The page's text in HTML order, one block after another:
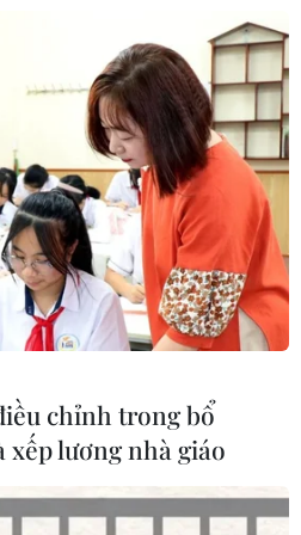
DUẨN
THỊ TÁM, KHÚC THANH
Quy định sử dụng
Hỗ trợ
TTXVN
Quảng cáo
do Bộ Thông tin và Truyền thông
chỉnh trong bổ
xếp lương nhà giáo